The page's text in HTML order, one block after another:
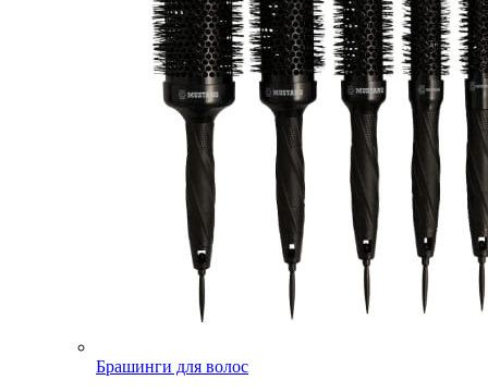
Брашинги для волос